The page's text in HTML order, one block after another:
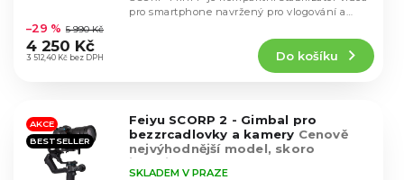
hodnocení
produktu
je
hvězdiček.
3 512,40 Kč bez DPH
–29 % 5 990 Kč
4 250 Kč
Do košíku
pro smartphone navržený pro vlogování a
AKCE
BESTSELLER
Feiyu SCORP 2 - Gimbal pro
bezzrcadlovky a kamery Cenově
nejvýhodnější model, skoro
identický se Scorp 3 řadou
SKLADEM V PRAZE